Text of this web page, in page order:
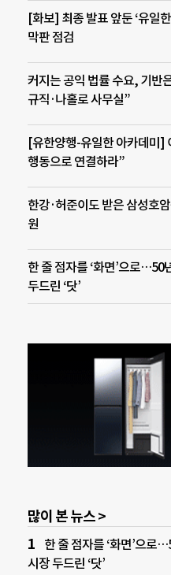
[화보] 최종 발표 앞둔 ‘유일
막판 점검
커지는 공익 법률 수요, 기반
규직·나홀로 사무실”
[유한양행-유일한 아카데미]
행동으로 연결하라”
한강·허준이도 받은 삼성호
원
한 줄 점자를 ‘화면’으로…50
두드린 ‘닷’
많이 본 뉴스 >
한 줄 점자를 ‘화면’으로
시장 두드린 ‘닷’